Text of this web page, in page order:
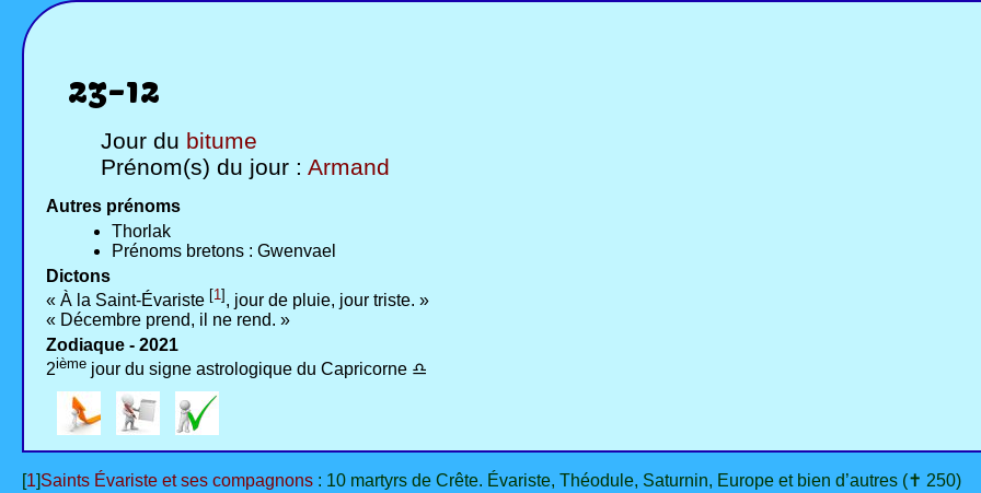
23-12
Jour du bitume
Prénom(s) du jour : Armand
Autres prénoms
Thorlak
Prénoms bretons : Gwenvael
Dictons
« À la Saint-Évariste [1] , jour de pluie, jour triste. »
« Décembre prend, il ne rend. »
Zodiaque - 2021
2ième jour du signe astrologique du Capricorne ♎
[1]Saints Évariste et ses compagnons : 10 martyrs de Crête. Évariste, Théodule, Saturnin, Europe et bien d’autres (✝ 250)